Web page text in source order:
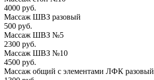
4000 руб.
Массаж ШВЗ разовый
500 руб.
Массаж ШВЗ №5
2300 руб.
Массаж ШВЗ №10
4500 руб.
Массаж общий с элементами ЛФК разовый